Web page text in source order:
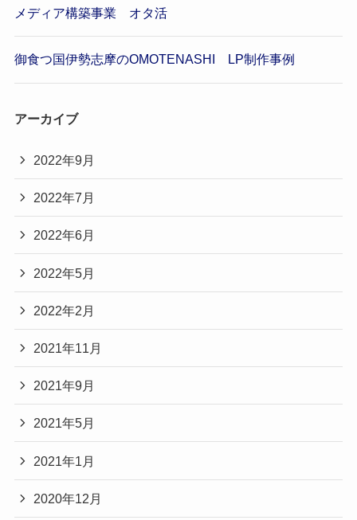
メディア構築事業 オタ活
御食つ国伊勢志摩のOMOTENASHI LP制作事例
アーカイブ
2022年9月
2022年7月
2022年6月
2022年5月
2022年2月
2021年11月
2021年9月
2021年5月
2021年1月
2020年12月